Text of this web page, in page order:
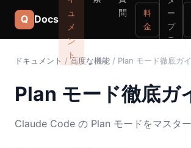
Q Docs
ュ
メ
ン
ト
問
料
金
ー
プ
ラ
ズ
ドキュメント / 高度な機能 / Plan モード徹底ガ
Plan モード徹底ガ
Claude Code の Plan モードをマスタ